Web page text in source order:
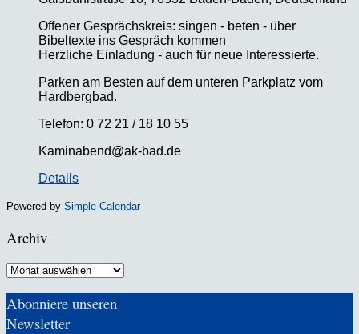
Offener Gesprächskreis: singen - beten - über
Bibeltexte ins Gespräch kommen
Herzliche Einladung - auch für neue Interessierte.
Parken am Besten auf dem unteren Parkplatz vom
Hardbergbad.
Telefon: 0 72 21 / 18 10 55
Kaminabend@ak-bad.de
Details
Powered by Simple Calendar
Archiv
Archiv
Abonniere unseren
Newsletter